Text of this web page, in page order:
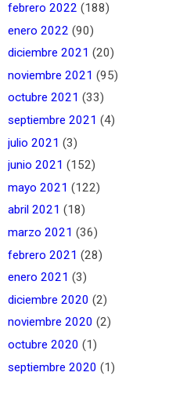
febrero 2022 (188)
enero 2022 (90)
diciembre 2021 (20)
noviembre 2021 (95)
octubre 2021 (33)
septiembre 2021 (4)
julio 2021 (3)
junio 2021 (152)
mayo 2021 (122)
abril 2021 (18)
marzo 2021 (36)
febrero 2021 (28)
enero 2021 (3)
diciembre 2020 (2)
noviembre 2020 (2)
octubre 2020 (1)
septiembre 2020 (1)